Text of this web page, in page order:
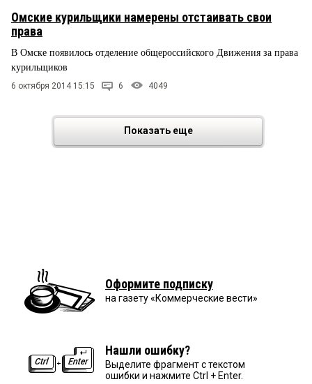
Омские курильщики намерены отстаивать свои
права
В Омске появилось отделение общероссийского Движения за права
курильщиков
6 октября 2014 15:15 6 4049
Показать еще
Оформите подписку
на газету «Коммерческие вести»
Нашли ошибку?
Выделите фрагмент с текстом
ошибки и нажмите Ctrl + Enter.